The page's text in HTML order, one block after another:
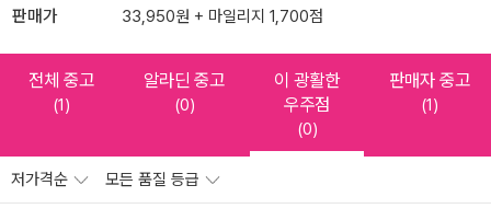
판매가 33,950원 + 마일리지 1,700점
전체 중고
(1)
알라딘 중고
(0)
이 광활한
우주점
(0)
판매자 중고
(1)
저가격순 모든 품질 등급